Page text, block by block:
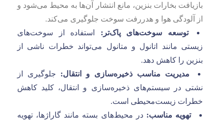
بازیافت بخارات بنزین، مانع انتشار آن‌ها به محیط می‌شود و
از آلودگی هوا و هدررفت سوخت جلوگیری می‌کند.
توسعه سوخت‌های پاک‌تر:
استفاده از سوخت‌های
زیستی مانند اتانول و متانول می‌تواند خطرات ناشی از
بنزین را کاهش دهد.
مدیریت مناسب ذخیره‌سازی و انتقال: جلوگیری از
نشتی در سیستم‌های ذخیره‌سازی و انتقال، کلید کاهش
خطرات زیست‌محیطی است.
تهویه مناسب:در محیط‌های بسته مانند گاراژها، تهویه